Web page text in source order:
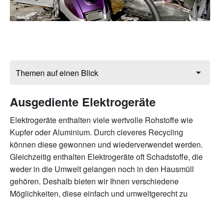
Ausgediente Elektrogeräte
Elektrogeräte enthalten viele wertvolle Rohstoffe wie
Kupfer oder Aluminium. Durch cleveres Recycling
können diese gewonnen und wiederverwendet werden.
Gleichzeitig enthalten Elektrogeräte oft Schadstoffe, die
weder in die Umwelt gelangen noch in den Hausmüll
gehören. Deshalb bieten wir Ihnen verschiedene
Möglichkeiten, diese einfach und umweltgerecht zu